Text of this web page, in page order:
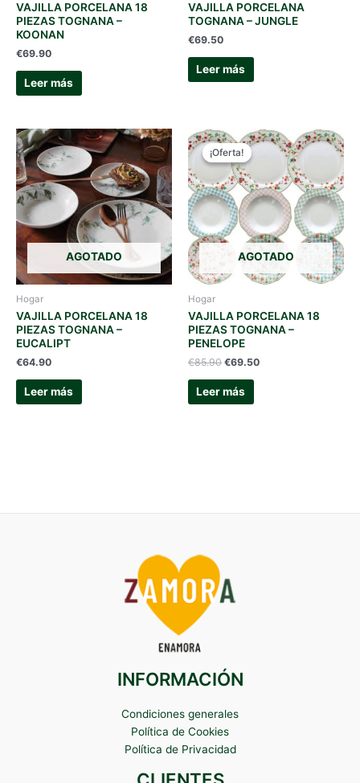
VAJILLA PORCELANA 18
PIEZAS TOGNANA –
KOONAN
€69.90
Leer más
VAJILLA PORCELANA
TOGNANA – JUNGLE
€69.50
Leer más
AGOTADO
Hogar
VAJILLA PORCELANA 18
PIEZAS TOGNANA –
EUCALIPT
€64.90
Leer más
¡Oferta!
AGOTADO
¡Oferta!
Hogar
VAJILLA PORCELANA 18
PIEZAS TOGNANA –
PENELOPE
€85.90 El
original
era:
€69.50El
Leer más
INFORMACIÓN
Condiciones generales
Política de Cookies
Política de Privacidad